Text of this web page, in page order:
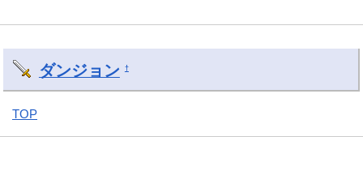
ダンジョン †
TOP